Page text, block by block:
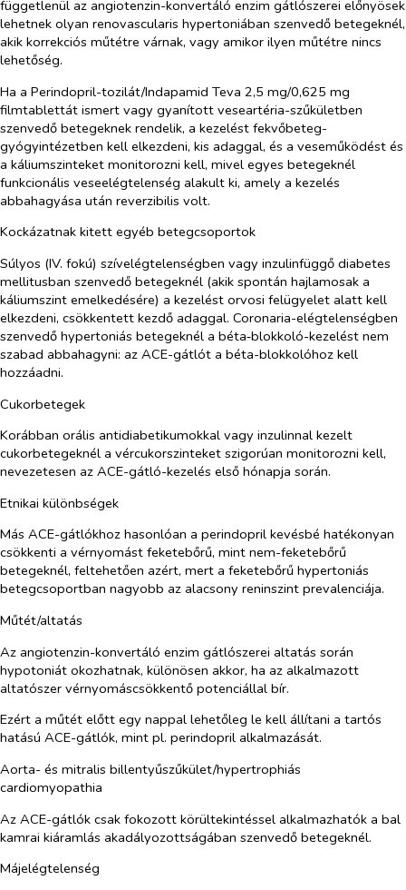
függetlenül az angiotenzin-konvertáló enzim gátlószerei előnyösek
lehetnek olyan renovascularis hypertoniában szenvedő betegeknél,
akik korrekciós műtétre várnak, vagy amikor ilyen műtétre nincs
lehetőség.
Ha a Perindopril-tozilát/Indapamid Teva 2,5 mg/0,625 mg
filmtablettát ismert vagy gyanított veseartéria-szűkületben
szenvedő betegeknek rendelik, a kezelést fekvőbeteg-
gyógyintézetben kell elkezdeni, kis adaggal, és a veseműködést és
a káliumszinteket monitorozni kell, mivel egyes betegeknél
funkcionális veseelégtelenség alakult ki, amely a kezelés
abbahagyása után reverzibilis volt.
Kockázatnak kitett egyéb betegcsoportok
Súlyos (IV. fokú) szívelégtelenségben vagy inzulinfüggő diabetes
mellitusban szenvedő betegeknél (akik spontán hajlamosak a
káliumszint emelkedésére) a kezelést orvosi felügyelet alatt kell
elkezdeni, csökkentett kezdő adaggal. Coronaria-elégtelenségben
szenvedő hypertoniás betegeknél a béta‑blokkoló-kezelést nem
szabad abbahagyni: az ACE-gátlót a béta-blokkolóhoz kell
hozzáadni.
Cukorbetegek
Korábban orális antidiabetikumokkal vagy inzulinnal kezelt
cukorbetegeknél a vércukorszinteket szigorúan monitorozni kell,
nevezetesen az ACE-gátló-kezelés első hónapja során.
Etnikai különbségek
Más ACE-gátlókhoz hasonlóan a perindopril kevésbé hatékonyan
csökkenti a vérnyomást feketebőrű, mint nem-feketebőrű
betegeknél, feltehetően azért, mert a feketebőrű hypertoniás
betegcsoportban nagyobb az alacsony reninszint prevalenciája.
Műtét/altatás
Az angiotenzin-konvertáló enzim gátlószerei altatás során
hypotoniát okozhatnak, különösen akkor, ha az alkalmazott
altatószer vérnyomáscsökkentő potenciállal bír.
Ezért a műtét előtt egy nappal lehetőleg le kell állítani a tartós
hatású ACE-gátlók, mint pl. perindopril alkalmazását.
Aorta- és mitralis billentyűszűkület/hypertrophiás
cardiomyopathia
Az ACE-gátlók csak fokozott körültekintéssel alkalmazhatók a bal
kamrai kiáramlás akadályozottságában szenvedő betegeknél.
Májelégtelenség